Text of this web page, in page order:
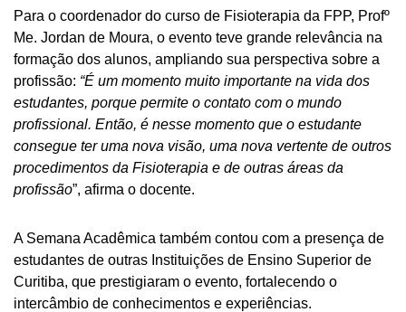
Para o coordenador do curso de Fisioterapia da FPP, Profº
Me. Jordan de Moura, o evento teve grande relevância na
formação dos alunos, ampliando sua perspectiva sobre a
profissão: “É um momento muito importante na vida dos
estudantes, porque permite o contato com o mundo
profissional. Então, é nesse momento que o estudante
consegue ter uma nova visão, uma nova vertente de outros
procedimentos da Fisioterapia e de outras áreas da
profissão”, afirma o docente.
A Semana Acadêmica também contou com a presença de
estudantes de outras Instituições de Ensino Superior de
Curitiba, que prestigiaram o evento, fortalecendo o
intercâmbio de conhecimentos e experiências.